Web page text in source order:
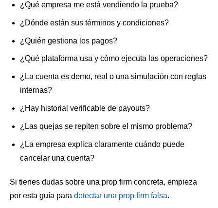
¿Qué empresa me está vendiendo la prueba?
¿Dónde están sus términos y condiciones?
¿Quién gestiona los pagos?
¿Qué plataforma usa y cómo ejecuta las operaciones?
¿La cuenta es demo, real o una simulación con reglas
internas?
¿Hay historial verificable de payouts?
¿Las quejas se repiten sobre el mismo problema?
¿La empresa explica claramente cuándo puede
cancelar una cuenta?
Si tienes dudas sobre una prop firm concreta, empieza
por esta guía para detectar una prop firm falsa.